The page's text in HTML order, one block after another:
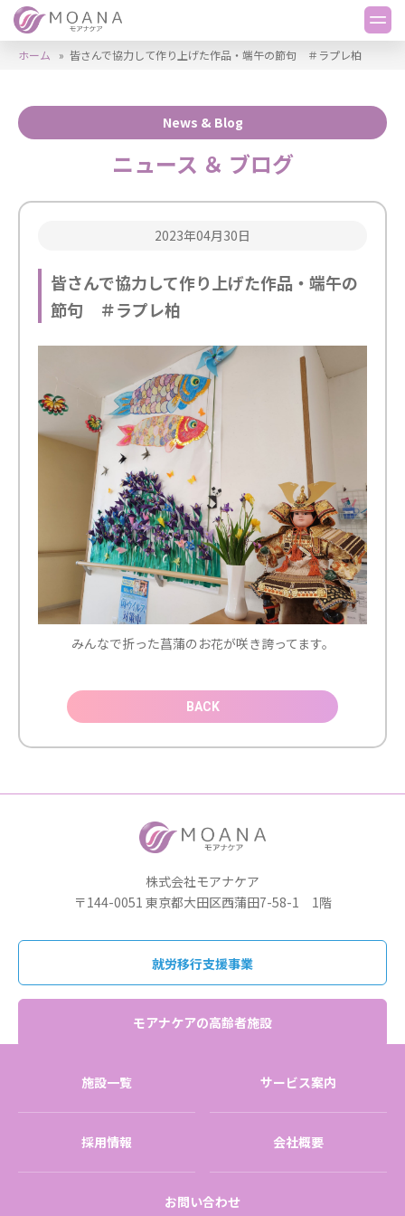
ホーム » 皆さんで協力して作り上げた作品・端午の節句 ＃ラプレ柏
News & Blog
ニュース ＆ ブログ
2023年04月30日
皆さんで協力して作り上げた作品・端午の
節句 ＃ラプレ柏
みんなで折った菖蒲のお花が咲き誇ってます。
BACK
株式会社モアナケア
〒144-0051 東京都大田区西蒲田7-58-1 1階
就労移行支援事業
モアナケアの高齢者施設
施設一覧 サービス案内
採用情報 会社概要
お問い合わせ